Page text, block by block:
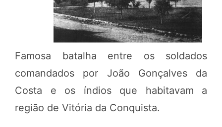
Famosa batalha entre os soldados
comandados por João Gonçalves da
Costa e os índios que habitavam a
região de Vitória da Conquista.